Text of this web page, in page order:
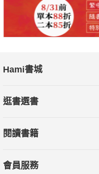
Hami書城
逛書選書
閱讀書籍
會員服務